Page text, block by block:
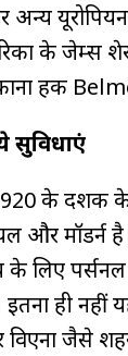
के जेम्स
हक
सुविधाएं
के दशक
और मॉडर्न
लिए पर्सनल
इतना ही नहीं
विएना जैसे